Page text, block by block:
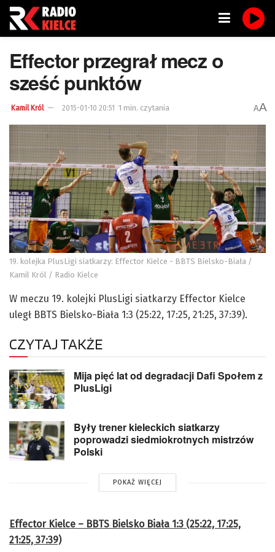
Effector przegrał mecz o
sześć punktów
Kamil Król 2015-01-10 20:51 1 min. czytania AA
19. kolejka PlusLigi siatkarzy: Effector Kielce - BBTS Bielsko-Biała /
Kamil Król / Radio Kielce
W meczu 19. kolejki PlusLigi siatkarzy Effector Kielce
uległ BBTS Bielsko-Biała 1:3 (25:22, 17:25, 21:25, 37:39).
CZYTAJ TAKŻE
Mija pięć lat od degradacji Dafi Społem z
PlusLigi
Były trener kieleckich siatkarzy
poprowadzi siedmiokrotnych mistrzów
Polski
POKAŻ WIĘCEJ
Effector Kielce – BBTS Bielsko Biała 1:3 (25:22, 17:25,
21:25, 37:39)